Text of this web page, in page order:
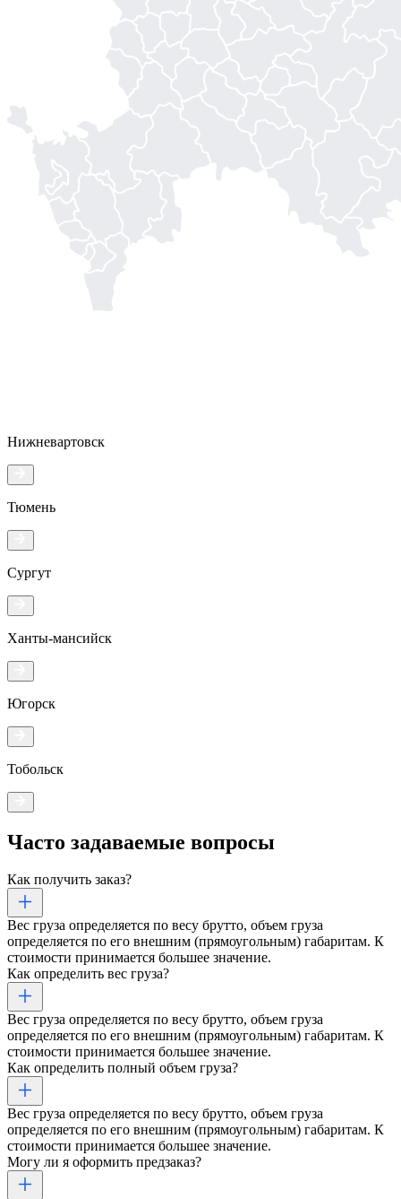
Нижневартовск
Тюмень
Сургут
Ханты-мансийск
Югорск
Тобольск
Часто задаваемые вопросы
Как получить заказ?
Вес груза определяется по весу брутто, объем груза
определяется по его внешним (прямоугольным) габаритам. К
стоимости принимается большее значение.
Как определить вес груза?
Вес груза определяется по весу брутто, объем груза
определяется по его внешним (прямоугольным) габаритам. К
стоимости принимается большее значение.
Как определить полный объем груза?
Вес груза определяется по весу брутто, объем груза
определяется по его внешним (прямоугольным) габаритам. К
стоимости принимается большее значение.
Могу ли я оформить предзаказ?